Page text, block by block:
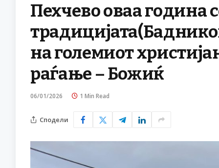
Пехчево оваа година
на големиот
раѓање – Божиќ
06/01/2026 1 Min Read
Сподели